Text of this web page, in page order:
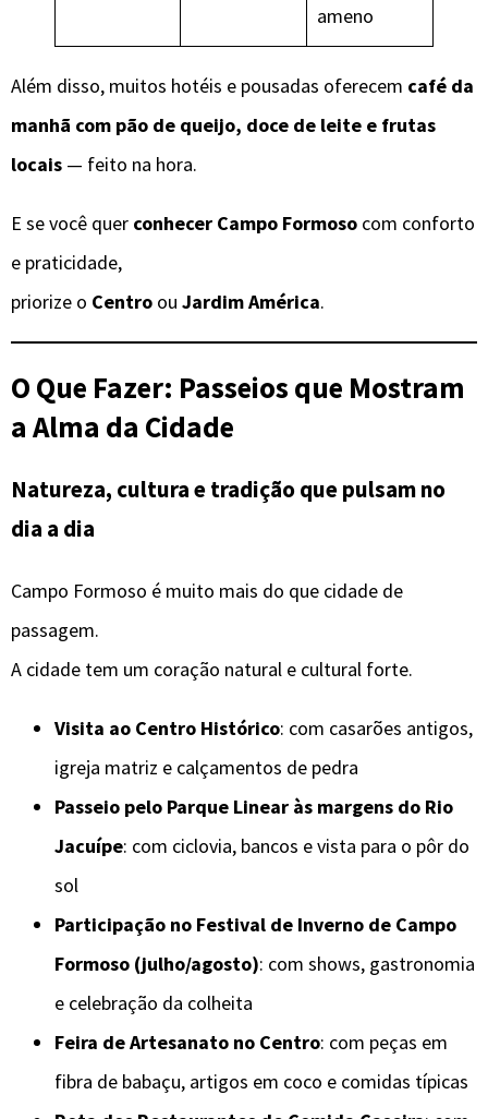
ameno
Além disso, muitos hotéis e pousadas oferecem café da
manhã com pão de queijo, doce de leite e frutas
locais — feito na hora.
E se você quer conhecer Campo Formoso com conforto
e praticidade,
priorize o Centro ou Jardim América.
O Que Fazer: Passeios que Mostram
a Alma da Cidade
Natureza, cultura e tradição que pulsam no
dia a dia
Campo Formoso é muito mais do que cidade de
passagem.
A cidade tem um coração natural e cultural forte.
Visita ao Centro Histórico: com casarões antigos,
igreja matriz e calçamentos de pedra
Passeio pelo Parque Linear às margens do Rio
Jacuípe: com ciclovia, bancos e vista para o pôr do
sol
Participação no Festival de Inverno de Campo
Formoso (julho/agosto): com shows, gastronomia
e celebração da colheita
Feira de Artesanato no Centro: com peças em
fibra de babaçu, artigos em coco e comidas típicas